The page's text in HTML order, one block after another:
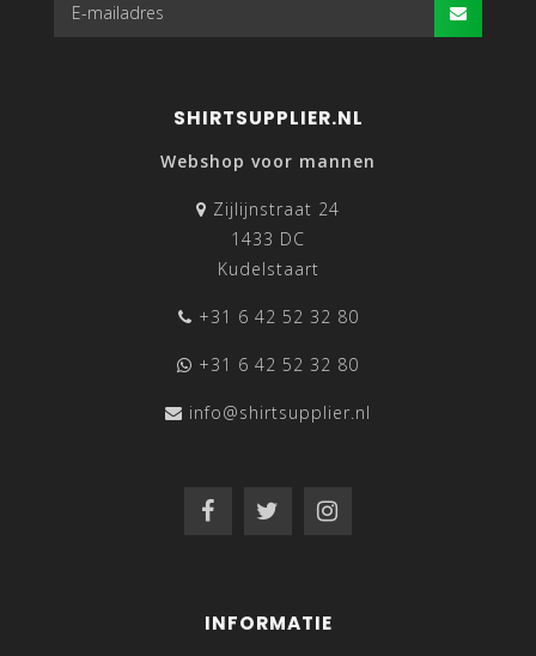
SHIRTSUPPLIER.NL
Webshop voor mannen
Zijlijnstraat 24
1433 DC
Kudelstaart
+31 6 42 52 32 80
+31 6 42 52 32 80
info@shirtsupplier.nl
INFORMATIE